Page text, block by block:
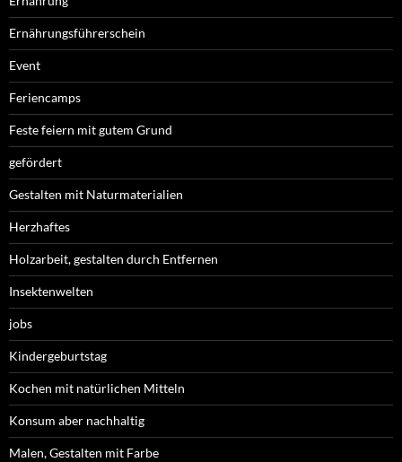
Ernährungsführerschein
Event
Feriencamps
Feste feiern mit gutem Grund
gefördert
Gestalten mit Naturmaterialien
Herzhaftes
Holzarbeit, gestalten durch Entfernen
Insektenwelten
jobs
Kindergeburtstag
Kochen mit natürlichen Mitteln
Konsum aber nachhaltig
Malen, Gestalten mit Farbe